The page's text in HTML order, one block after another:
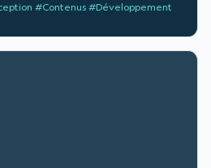
#Contenus #Développement